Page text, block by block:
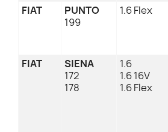
FIAT
PUNTO
199
1.6 Flex
FIAT
SIENA
172
178
1.6
1.6 16V
1.6 Flex